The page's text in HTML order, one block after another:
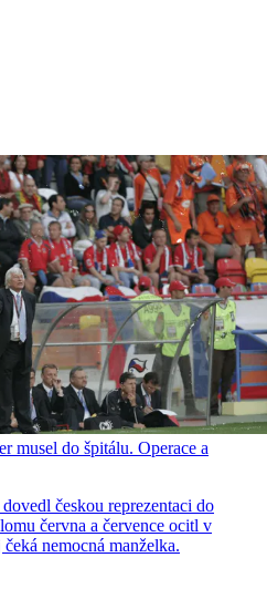
musel do špitálu. Operace a
českou reprezentaci do
června a července ocitl v
nemocná manželka.